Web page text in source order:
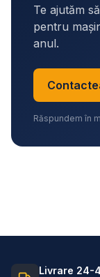
Te ajutăm
pentru
anul.
Răspundem în
Livrare 24-